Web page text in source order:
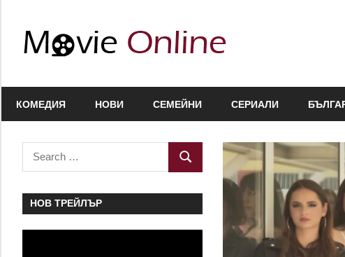
content
полезна
сценарии,
КОМЕДИЯ НОВИ СЕМЕЙНИ СЕРИАЛИ
Search
for:
SEARCH
НОВ ТРЕЙЛЪР